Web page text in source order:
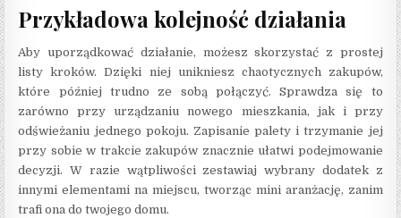
Przykładowa kolejność działania
Aby uporządkować działanie, możesz skorzystać z prostej
listy kroków. Dzięki niej unikniesz chaotycznych zakupów,
które później trudno ze sobą połączyć. Sprawdza się to
zarówno przy urządzaniu nowego mieszkania, jak i przy
odświeżaniu jednego pokoju. Zapisanie palety i trzymanie jej
przy sobie w trakcie zakupów znacznie ułatwi podejmowanie
decyzji. W razie wątpliwości zestawiaj wybrany dodatek z
innymi elementami na miejscu, tworząc mini aranżację, zanim
trafi ona do twojego domu.